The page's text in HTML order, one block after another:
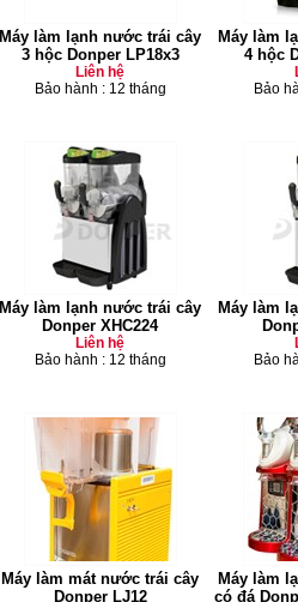
Máy làm lạnh nước trái cây
3 hộc Donper LP18x3
Liên hệ
Bảo hành : 12 tháng
Máy làm
4 hộc
Bảo
Máy làm lạnh nước trái cây
Donper XHC224
Liên hệ
Bảo hành : 12 tháng
Máy làm
Bảo
Máy làm mát nước trái cây
Donper LJ12
Máy làm
có đá